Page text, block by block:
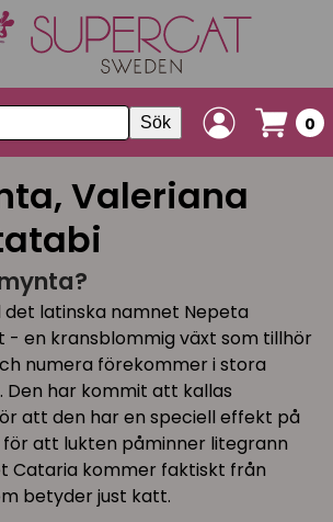
Sök 0
Valeriana
latinska namnet Nepeta
- en kransblommig växt som tillhör
numera förekommer i stora
Den har kommit att kallas
att den har en speciell effekt på
att lukten påminner litegrann
Cataria kommer faktiskt från
betyder just katt.